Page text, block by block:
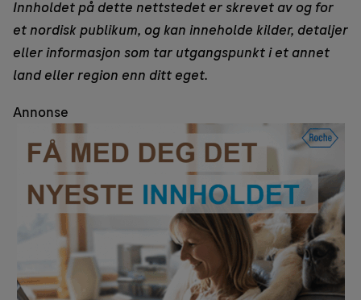
Innholdet på dette nettstedet er skrevet av og for
et nordisk publikum, og kan inneholde kilder, detaljer
eller informasjon som tar utgangspunkt i et annet
land eller region enn ditt eget.
Annonse